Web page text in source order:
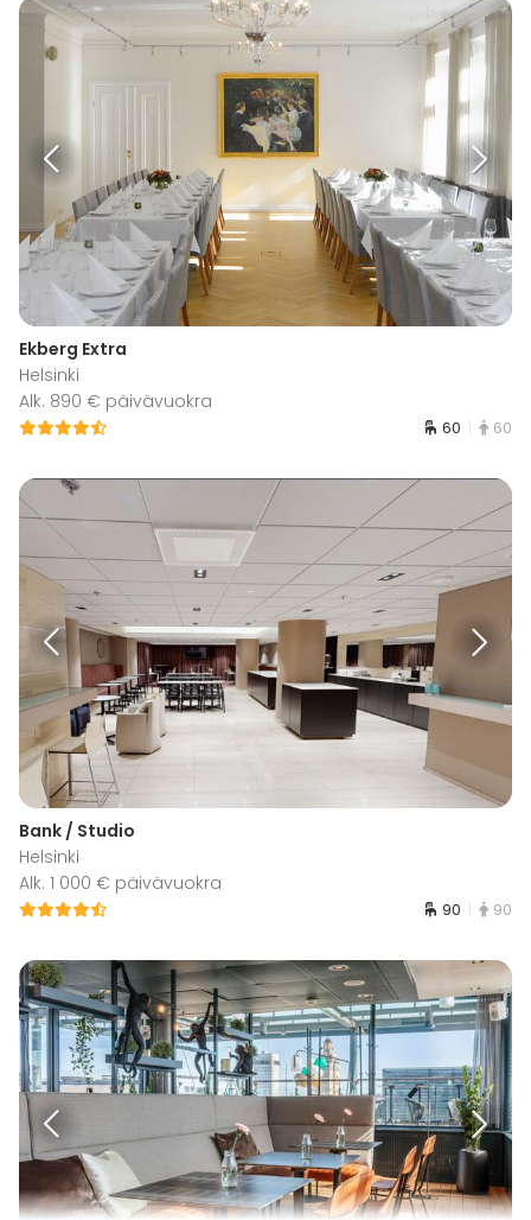
Ekberg Extra
Helsinki
Alk. 890 € päivävuokra
60 60
Bank / Studio
Helsinki
Alk. 1 000 € päivävuokra
90 90